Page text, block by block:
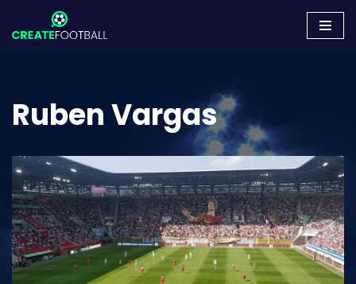
Zum
Ruben Vargas